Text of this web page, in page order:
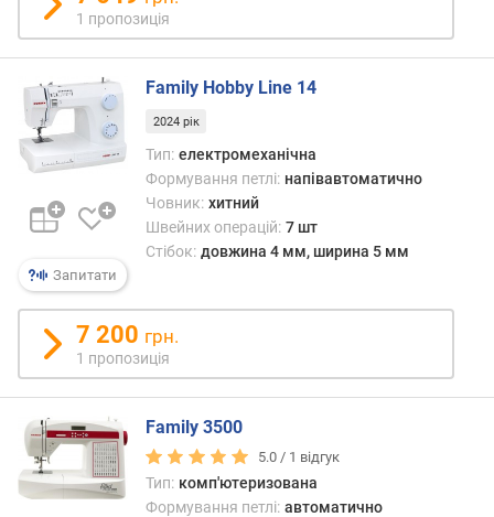
т
о
д
а
в
н
н
з
а
к
і
л
ь
к
і
с
1 пропозиція
Запитати
Family Hobby Line 14
2024 рік
Тип: електромеханічна
Формування петлі: напівавтоматично
Човник: хитний
Швейних операцій: 7 шт
Стібок: довжина 4 мм, ширина 5 мм
7 200 грн.
1 пропозиція
Family 3500
5.0 / 1 відгук
Тип: комп'ютеризована
Формування петлі: автоматично